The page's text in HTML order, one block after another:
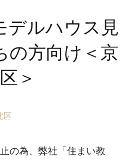
デルハウス見
の方向け＜京
＞
区
の為、弊社「住まい教